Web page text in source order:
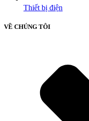
Thiết bị điện
VỀ CHÚNG TÔI